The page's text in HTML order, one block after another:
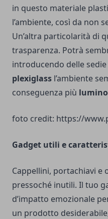
in questo materiale
l’ambiente, così da non
Un’altra particolarità di
trasparenza. Potrà
introducendo delle
plexiglass l’ambiente
conseguenza più
foto credit: https://
Gadget utili e
Cappellini, portachiavi e
pressoché inutili. Il tuo
d’impatto emozionale
un prodotto